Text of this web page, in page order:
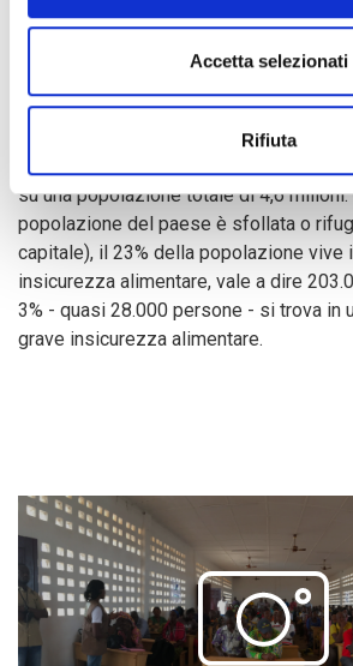
Accetta selezionati
Rifiuta
Repubblica Centrafricana in diverse
le esigenze di una popolazione affetta
alimentare, fenomeno che colpisce 2,5
su una popolazione totale di 4,6 milioni.
popolazione del paese è sfollata o
capitale), il 23% della popolazione vive
insicurezza alimentare, vale a dire
3% - quasi 28.000 persone - si trova in
grave insicurezza alimentare.